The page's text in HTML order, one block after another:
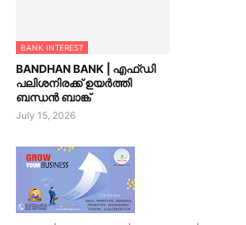
BANK INTEREST
BANDHAN BANK | എഫ്ഡി
പലിശനിരക്ക് ഉയർത്തി
ബന്ധൻ ബാങ്ക്
July 15, 2026